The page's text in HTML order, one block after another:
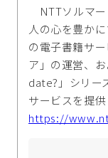
NTTソルマー
人の心を豊か
の電子書籍サ
ア」の運営、
date?」シリー
サービスを提
https://